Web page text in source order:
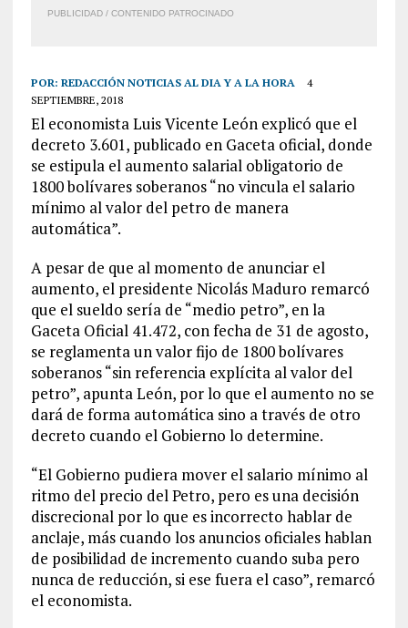
PUBLICIDAD / CONTENIDO PATROCINADO
POR: REDACCIÓN NOTICIAS AL DIA Y A LA HORA
4
SEPTIEMBRE, 2018
El economista Luis Vicente León explicó que el
decreto 3.601, publicado en Gaceta oficial, donde
se estipula el aumento salarial obligatorio de
1800 bolívares soberanos “no vincula el salario
mínimo al valor del petro de manera
automática”.
A pesar de que al momento de anunciar el
aumento, el presidente Nicolás Maduro remarcó
que el sueldo sería de “medio petro”, en la
Gaceta Oficial 41.472, con fecha de 31 de agosto,
se reglamenta un valor fijo de 1800 bolívares
soberanos “sin referencia explícita al valor del
petro”, apunta León, por lo que el aumento no se
dará de forma automática sino a través de otro
decreto cuando el Gobierno lo determine.
“El Gobierno pudiera mover el salario mínimo al
ritmo del precio del Petro, pero es una decisión
discrecional por lo que es incorrecto hablar de
anclaje, más cuando los anuncios oficiales hablan
de posibilidad de incremento cuando suba pero
nunca de reducción, si ese fuera el caso”, remarcó
el economista.